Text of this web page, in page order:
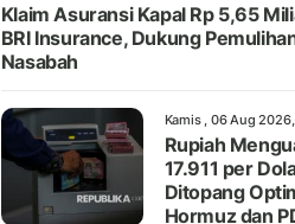
Klaim Asuransi Kapal Rp 5,65
BRI Insurance, Dukung
Nasabah
Kamis , 06 Aug
Rupiah
17.911 per
Ditopang
Hormuz dan